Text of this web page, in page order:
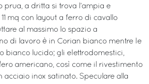
prua, a dritta si trova l’ampia e
mq con layout a ferro di cavallo
al massimo lo spazio a
di lavoro è in Corian bianco mentre le
bianco lucido; gli elettrodomestici,
americano, così come il rivestimento
acciaio inox satinato. Speculare alla